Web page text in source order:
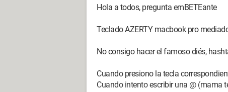
Hola a todos, pregunta emBETEante
Teclado AZERTY macbook pro
No consigo hacer el famoso diés,
Cuando presiono la tecla
Cuando intento escribir una @ (mama